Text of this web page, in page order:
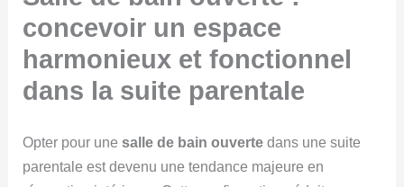
concevoir un espace
harmonieux et fonctionnel
dans la suite parentale
Opter pour unesalle de bain ouverte dans une suite
parentale est devenu une tendance majeure en